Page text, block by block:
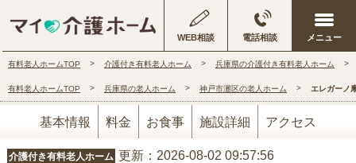
WEB相談 電話相談
有料老人ホームTOP 介護付き有料老人ホーム 兵庫県の介護付き有料老人ホーム
有料老人ホームTOP 兵庫県の老人ホーム 神戸市灘区の老人ホーム エレガーノ
基本情報 料金 お食事 施設詳細 アクセス
介護付き有料老人ホーム 更新：2026-08-02 09:57:56